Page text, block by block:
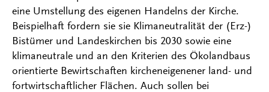
eine Umstellung des eigenen Handelns der Kirche.
Beispielhaft fordern sie sie Klimaneutralität der (Erz-)
Bistümer und Landeskirchen bis 2030 sowie eine
klimaneutrale und an den Kriterien des Ökolandbaus
orientierte Bewirtschaften kircheneigenener land- und
fortwirtschaftlicher Flächen. Auch sollen bei